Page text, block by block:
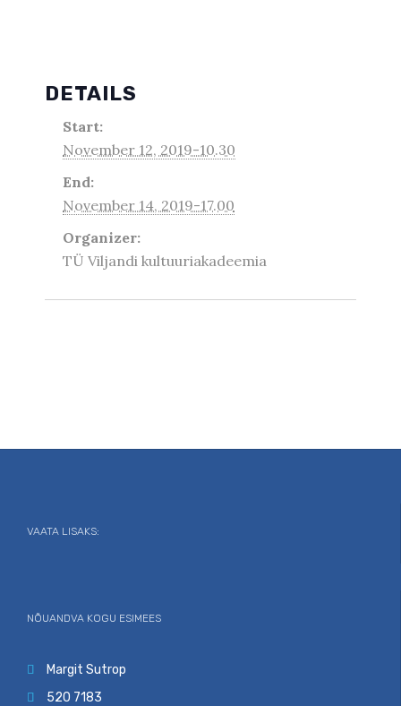
DETAILS
Start:
November 12, 2019-10.30
End:
November 14, 2019-17.00
Organizer:
TÜ Viljandi kultuuriakadeemia
VAATA LISAKS:
NÕUANDVA KOGU ESIMEES
 Margit Sutrop
 520 7183